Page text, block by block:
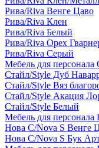
Рива/Riva Венге Цаво
Рива/Riva Клен
Рива/Riva Белый
Рива/Riva Орех
Рива/Riva Серый
Мебель для персонала
Стайл/Style Дуб
Стайл/Style Вяз
Стайл/Style Акация
Стайл/Style Белый
Мебель для
Нова С/Nova S Венге
Нова С/Nova S Бук